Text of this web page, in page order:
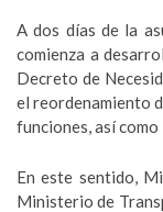
A dos días de la
comienza a
Decreto de
el reordenamiento
funciones, así
En este sentido,
Ministerio de